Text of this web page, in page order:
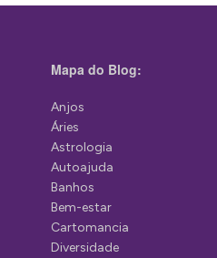
Mapa do Blog:
Anjos
Áries
Astrologia
Autoajuda
Banhos
Bem-estar
Cartomancia
Diversidade